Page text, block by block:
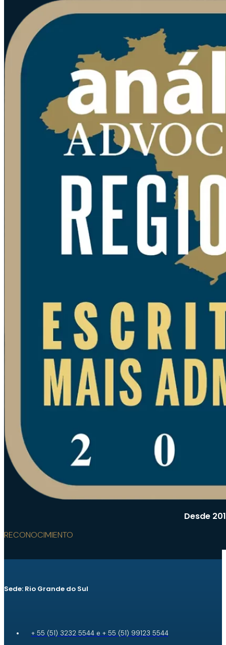
Desde
RECONOCIMIENTO
Sede: Rio Grande do Sul
+ 55 (51) 3232 5544 e + 55 (51) 99123 5544